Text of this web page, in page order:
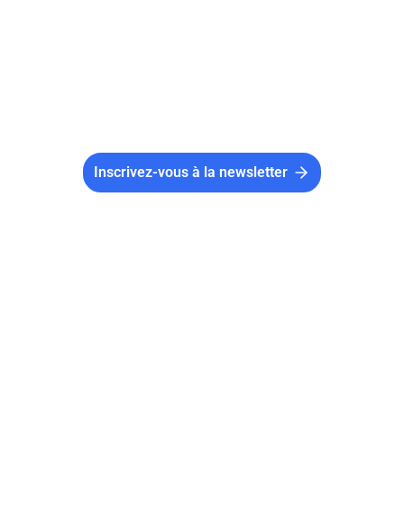
Inscrivez-vous à la newsletter